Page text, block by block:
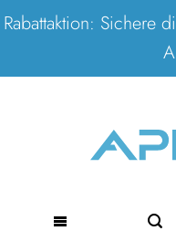
Rabattaktion: Sichere